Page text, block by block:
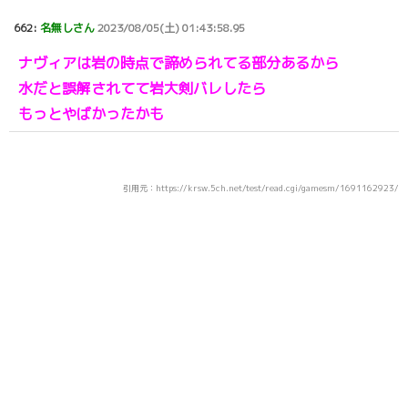
662: 名無しさん2023/08/05(土) 01:43:58.95
ナヴィアは岩の時点で諦められてる部分あるから
水だと誤解されてて岩大剣バレしたら
もっとやばかったかも
引用元：https://krsw.5ch.net/test/read.cgi/gamesm/1691162923/